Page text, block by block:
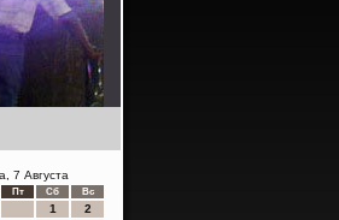
7 Августа
Пт Сб Вс
1
2